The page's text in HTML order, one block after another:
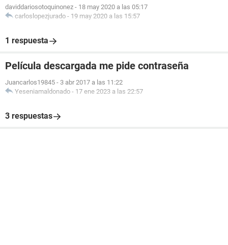
daviddariosotoquinonez - 18 may 2020 a las 05:17
carloslopezjurado - 19 may 2020 a las 15:57
1 respuesta
Película descargada me pide contraseña
Juancarlos19845 - 3 abr 2017 a las 11:22
Yeseniamaldonado - 17 ene 2023 a las 22:57
3 respuestas